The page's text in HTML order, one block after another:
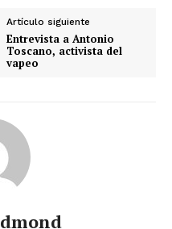
Artículo siguiente
Entrevista a Antonio
Toscano, activista del
vapeo